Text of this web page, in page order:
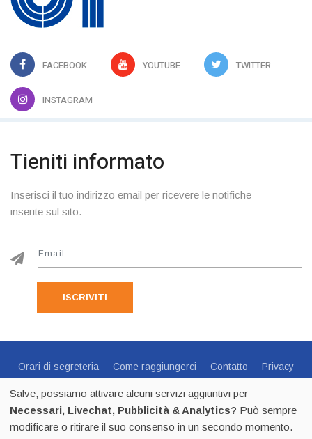
FACEBOOK YOUTUBE TWITTER
INSTAGRAM
Tieniti informato
Inserisci il tuo indirizzo email per ricevere le notifiche
inserite sul sito.
ISCRIVITI
Orari di segreteria Come raggiungerci Contatto
Privacy
Centro Sportivo Italiano Comitato di Trento - via C.Endrici, 20
Trento -0461 1821695- CF 80018840225 - p.iva 02518100223
Salve, possiamo attivare alcuni servizi aggiuntivi per
Necessari, Livechat, Pubblicità & Analytics? Può sempre
modificare o ritirare il suo consenso in un secondo momento.